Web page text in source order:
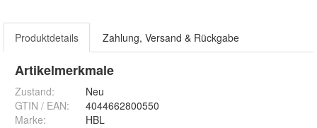
Produktdetails Zahlung, Versand & Rückgabe
Artikelmerkmale
Zustand:
Neu
GTIN / EAN:
4044662800550
Marke:
HBL